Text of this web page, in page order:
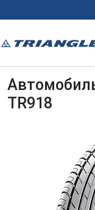
TR918